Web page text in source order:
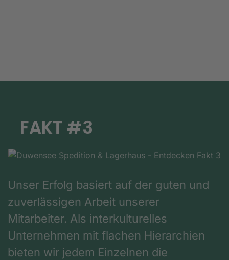
FAKT #3
Unser Erfolg basiert auf der guten und
zuverlässigen Arbeit unserer
Mitarbeiter. Als interkulturelles
Unternehmen mit flachen Hierarchien
bieten wir jedem Einzelnen die